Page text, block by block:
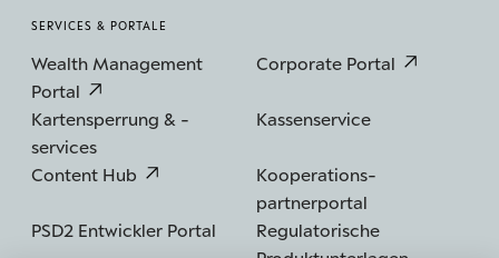
SERVICES & PORTALE
Wealth Management
Portal
Corporate Portal
Kartensperrung & -
services
Kassenservice
Content Hub
Kooperations­
partnerportal
PSD2 Entwickler Portal
Regulatorische